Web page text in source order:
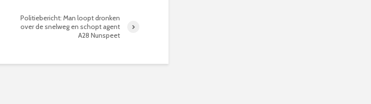
Politiebericht: Man loopt dronken
over de snelweg en schopt agent
A28 Nunspeet